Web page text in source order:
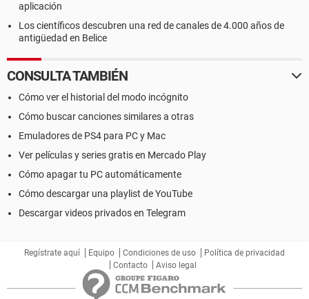
aplicación
Los científicos descubren una red de canales de 4.000 años de
antigüedad en Belice
CONSULTA TAMBIÉN
Cómo ver el historial del modo incógnito
Cómo buscar canciones similares a otras
Emuladores de PS4 para PC y Mac
Ver películas y series gratis en Mercado Play
Cómo apagar tu PC automáticamente
Cómo descargar una playlist de YouTube
Descargar videos privados en Telegram
Regístrate aquí Equipo Condiciones de uso
Política de privacidad
Contacto
Aviso legal